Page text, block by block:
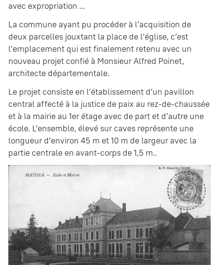
avec expropriation ...
La commune ayant pu procéder à l’acquisition de
deux parcelles jouxtant la place de l’église, c’est
l’emplacement qui est finalement retenu avec un
nouveau projet confié à Monsieur Alfred Poinet,
architecte départementale.
Le projet consiste en l’établissement d’un pavillon
central affecté à la justice de paix au rez-de-chaussée
et à la mairie au 1er étage avec de part et d’autre une
école. L’ensemble, élevé sur caves représente une
longueur d’environ 45 m et 10 m de largeur avec la
partie centrale en avant-corps de 1,5 m..